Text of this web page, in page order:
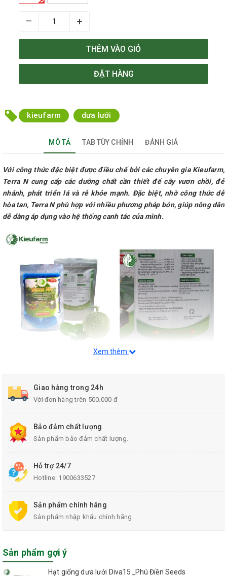
– +
THÊM VÀO GIỎ
ĐẶT HÀNG
kieufarm dưa lưới
MÔ TẢ TAB TÙY CHỈNH ĐÁNH GIÁ
Với công thức đặc biệt được điều chế bởi các chuyên gia Kieufarm,
Terra N cung cấp các dưỡng chất cần thiết để cây vươn chồi, đẻ
nhánh, phát triển lá và rễ khỏe mạnh. Đặc biệt, nhờ công thức dễ
hòa tan, Terra N phù hợp với nhiều phương pháp bón, giúp nông dân
dễ dàng áp dụng vào hệ thống canh tác của mình.
Tên sản phẩm:Phân bón đạm gel Terra N Kieufarm.
Loại phân bón:Phân bón vô cơ.
Thành phần và công dụng chi tiết
Thành phần dinh dưỡng chính
Nitơ (N): 41%
Phốt pho (P₂O₅):6%
cây trồng
Nitơ (N):Thúc đẩy sự phát triển của lá và thân, tăng cường
năng hấp thu dưỡng chất và nước, đồng thời thúc đẩy quá
trình ra hoa và kết trái.
Xem thêm
Giao hàng trong 24h
Với đơn hàng trên 500.000 đ
Bảo đảm chất lượng
Sản phẩm bảo đảm chất lượng.
Hỗ trợ 24/7
Hotline: 1900633527
Sản phẩm chính hãng
Sản phẩm nhập khẩu chính hãng
Sản phẩm gợi ý
Hạt giống dưa lưới Diva15_Phú Điền Seeds